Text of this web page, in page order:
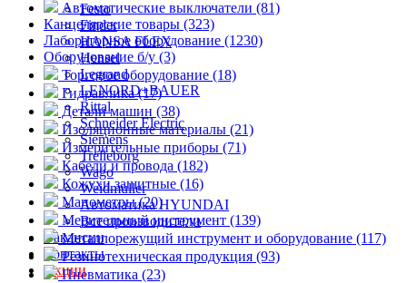
Festo
Finder
HANSA FLEX
Hensel
Legrand
LENORD+BAUER
Rittal
Schneider Electric
Siemens
Trelleborg
Wago
Weidmuller
Автоматика HYUNDAI
Все производители
Вакансии
Контакты
Акции
Автоматические выключатели (81)
Канцелярские товары (323)
Лабораторное оборудование (1230)
Оборудование б/у (3)
Торговое оборудование (18)
Гидравлика (17)
Детали машин (38)
Изоляционные материалы (21)
Измерительные приборы (71)
Кабели и провода (182)
Кожухи защитные (16)
Манометры (20)
Мерительный инструмент (139)
Металлорежущий инструмент и оборудование (117)
Резинотехническая продукция (93)
Пневматика (23)